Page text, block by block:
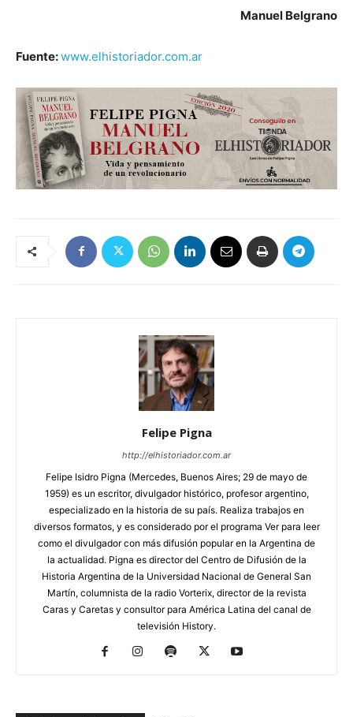
Manuel Belgrano
Fuente:www.elhistoriador.com.ar
Felipe Pigna
http://elhistoriador.com.ar
Felipe Isidro Pigna (Mercedes, Buenos Aires; 29 de mayo de
1959) es un escritor, divulgador histórico, profesor argentino,
especializado en la historia de su país. Realiza trabajos en
diversos formatos, y es considerado por el programa Ver para leer
como el divulgador con más difusión popular en la Argentina de
la actualidad. Pigna es director del Centro de Difusión de la
Historia Argentina de la Universidad Nacional de General San
Martín, columnista de la radio Vorterix, director de la revista
Caras y Caretas y consultor para América Latina del canal de
televisión History.